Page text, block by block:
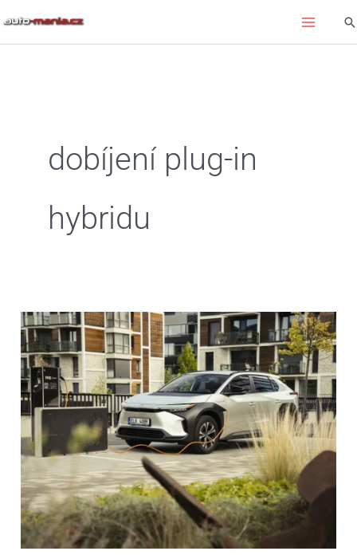
dobíjení plug-in
hybridu
Chytré
nabíjení
elektromobilu
může
ušetřit
tisíce.
Pozor
ale
na
časté
chyby